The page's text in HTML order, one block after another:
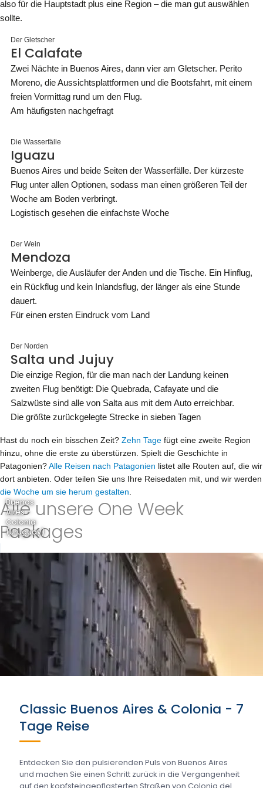
also für die Hauptstadt plus eine Region – die man gut auswählen
sollte.
Der Gletscher
El Calafate
Zwei Nächte in Buenos Aires, dann vier am Gletscher. Perito
Moreno, die Aussichtsplattformen und die Bootsfahrt, mit einem
freien Vormittag rund um den Flug.
Am häufigsten nachgefragt
Die Wasserfälle
Iguazu
Buenos Aires und beide Seiten der Wasserfälle. Der kürzeste
Flug unter allen Optionen, sodass man einen größeren Teil der
Woche am Boden verbringt.
Logistisch gesehen die einfachste Woche
Der Wein
Mendoza
Weinberge, die Ausläufer der Anden und die Tische. Ein Hinflug,
ein Rückflug und kein Inlandsflug, der länger als eine Stunde
dauert.
Für einen ersten Eindruck vom Land
Der Norden
Salta und Jujuy
Die einzige Region, für die man nach der Landung keinen
zweiten Flug benötigt: Die Quebrada, Cafayate und die
Salzwüste sind alle von Salta aus mit dem Auto erreichbar.
Die größte zurückgelegte Strecke in sieben Tagen
Hast du noch ein bisschen Zeit? Zehn Tage fügt eine zweite Region
hinzu, ohne die erste zu überstürzen. Spielt die Geschichte in
Patagonien?Alle Reisen nach Patagonien listet alle Routen auf, die wir
dort anbieten. Oder teilen Sie uns Ihre Reisedaten mit, und wir werden
die Woche um sie herum gestalten
Alle unsere One Week
Packages
Buenos
Aires -
Colonia
(Uruguay)
Classic Buenos Aires & Colonia - 7
Tage Reise
Entdecken Sie den pulsierenden Puls von Buenos Aires
und machen Sie einen Schritt zurück in die Vergangenheit